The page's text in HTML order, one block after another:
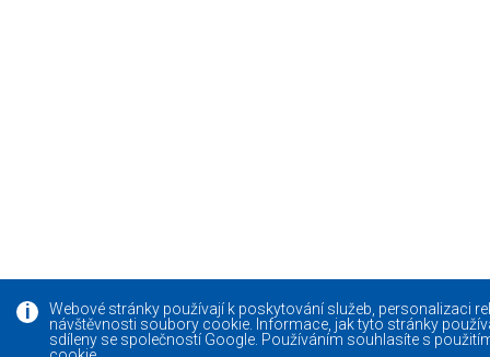
Webové stránky používají k poskytování služeb, personalizaci
návštěvnosti soubory cookie. Informace, jak tyto stránky
sdíleny se společností Google. Používáním souhlasíte s